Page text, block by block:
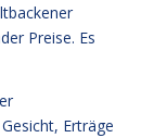
Preise. Es
Erträge